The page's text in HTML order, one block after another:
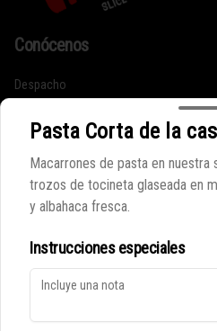
Conócenos
Despacho
Política de privacidad
Redes sociales
Instagram
Mi cuenta
Iniciar sesión
Pasta Corta de la
Macarrones de pasta en nuestra
trozos de tocineta glaseada en
y albahaca fresca.
Instrucciones especiales